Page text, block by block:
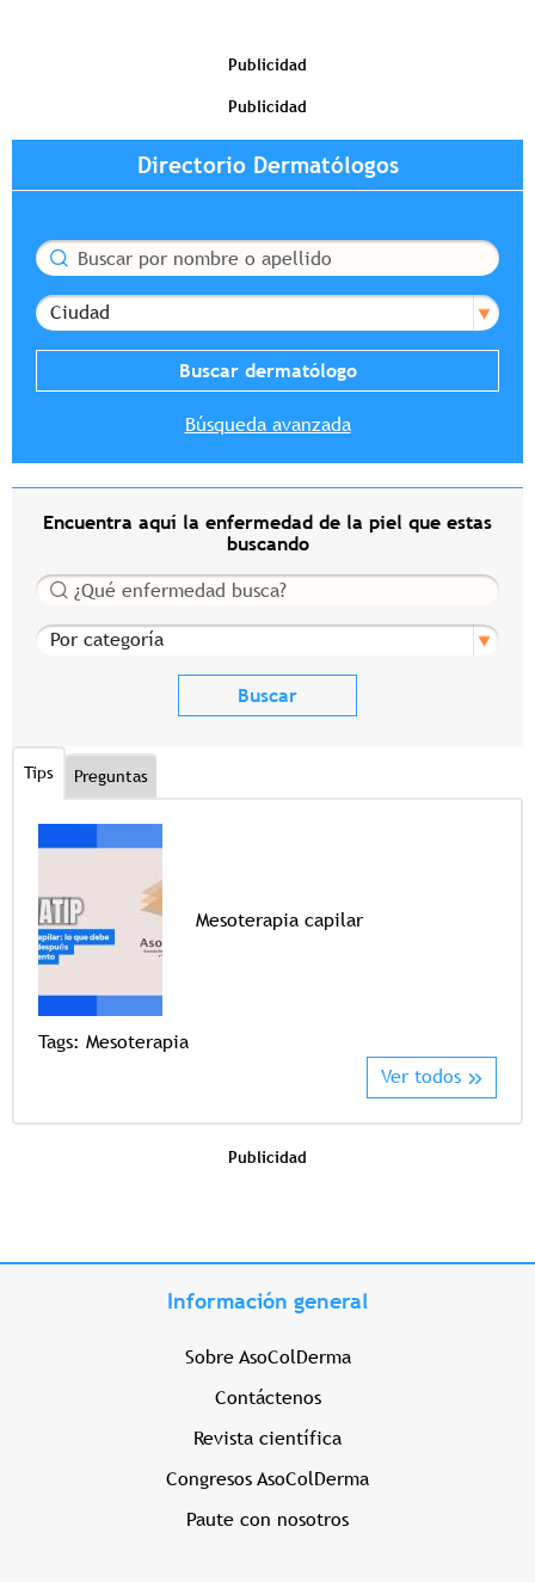
Publicidad
Publicidad
Directorio Dermatólogos
Buscar
Ciudad
Búsqueda avanzada
Encuentra aquí la enfermedad de la piel que estas
buscando
Buscar
Por categoría
Tips Preguntas
Mesoterapia capilar
Tags: Mesoterapia
Ver todos
Publicidad
Información general
Sobre AsoColDerma
Contáctenos
Revista científica
Congresos AsoColDerma
Paute con nosotros